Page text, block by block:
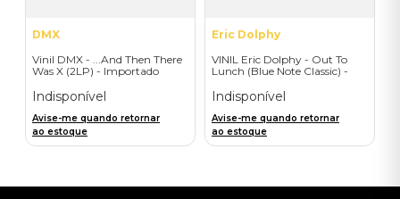
DMX
Vinil DMX - ...And Then There
Was X (2LP) - Importado
Indisponível
Avise-me quando retornar
ao estoque
Eric Dolphy
VINIL Eric Dolphy - Out To
Lunch (Blue Note Classic) -
Indisponível
Avise-me quando retornar
ao estoque